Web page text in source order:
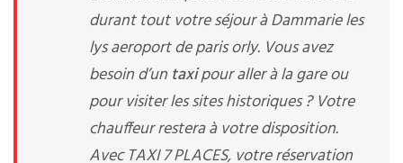
durant tout votre séjour à Dammarie les
lys aeroport de paris orly. Vous avez
besoin d’un taxipour aller à la gare ou
pour visiter les sites historiques ? Votre
chauffeur restera à votre disposition.
Avec TAXI 7 PLACES, votre réservation